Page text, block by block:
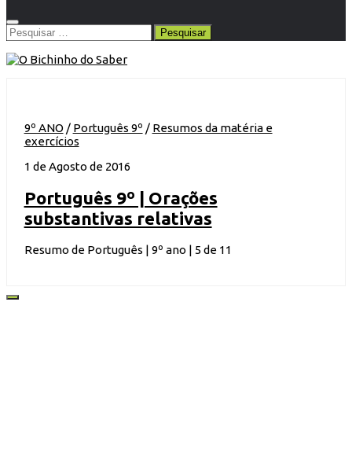
Pesquisar
por:
9º ANO / Português 9º / Resumos da matéria e
exercícios
1 de Agosto de 2016
Português 9º | Orações
substantivas relativas
Resumo de Português | 9º ano | 5 de 11